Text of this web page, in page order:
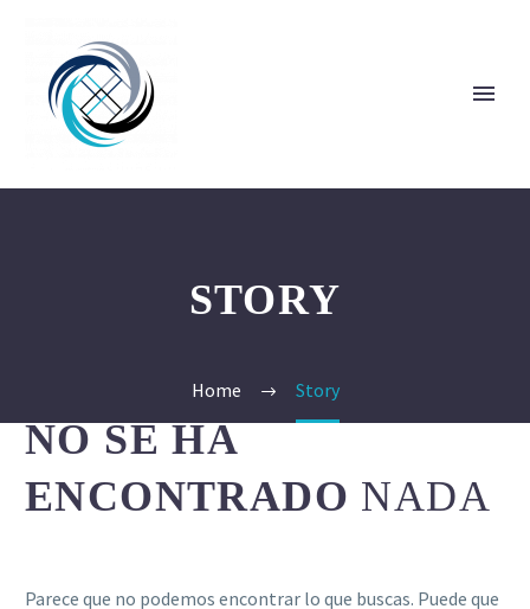
STORY
Home Story
NO SE HA
ENCONTRADO NADA
Parece que no podemos encontrar lo que buscas. Puede que